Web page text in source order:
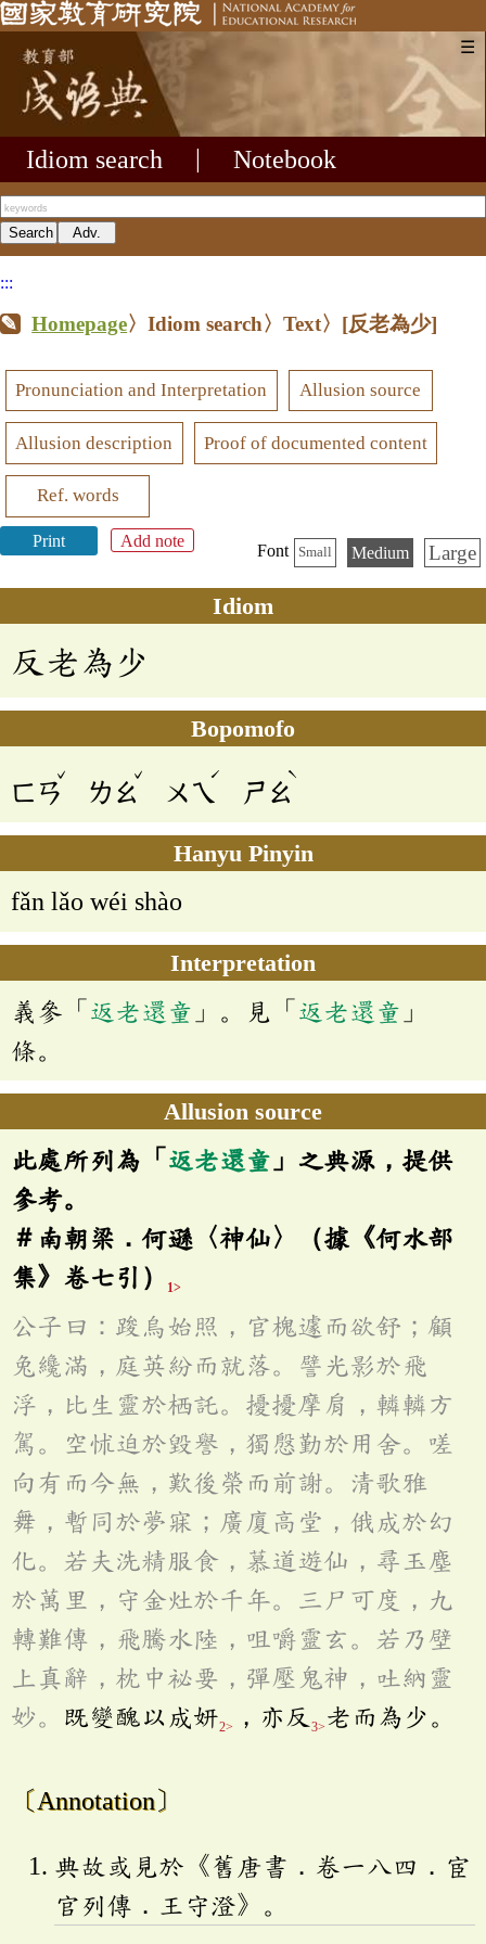
☰
Idiom search Notebook
:::
Homepage〉Idiom search〉Text〉 [反老為少]
Pronunciation and Interpretation Allusion source
Allusion description Proof of documented content
Ref. words
Print Add note
Font Small Medium Large
Idiom
反老為少
Bopomofo
ㄈㄢ
ˇ
ㄌㄠ
ˇ
ㄨㄟ
ˊ
ㄕㄠ
ˋ
Hanyu Pinyin
fǎn lǎo wéi shào
Interpretation
義參「 返老還童 」。見「 返老還童 」
條。
Allusion source
此處所列為「 返老還童 」之典源，提供
參考。
＃南朝梁．何遜〈神仙〉（據《何水部
集》卷七引）
1>
公子曰：踆烏始照，官槐遽而欲舒；顧
兔纔滿，庭英紛而就落。譬光影於飛
浮，比生靈於栖託。擾擾摩肩，轔轔方
駕。空怵迫於毀譽，獨慇勤於用舍。嗟
向有而今無，歎後榮而前謝。清歌雅
舞，暫同於夢寐；廣廈高堂，俄成於幻
化。若夫洗精服食，慕道遊仙，尋玉塵
於萬里，守金灶於千年。三尸可度，九
轉難傳，飛騰水陸，咀嚼靈玄。若乃壁
上真辭，枕中祕要，彈壓鬼神，吐納靈
妙。 既變醜以成妍2> ，亦反 3> 老而為少。
〔Annotation〕
典故或見於《舊唐書．卷一八四．宦
官列傳．王守澄》。